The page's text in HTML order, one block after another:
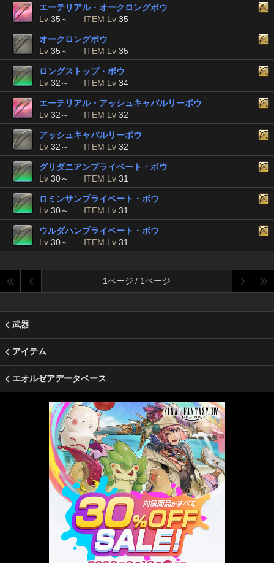
エーテリアル・オークロングボウ
Lv 35～ ITEM Lv 35
オークロングボウ
Lv 35～ ITEM Lv 35
ロングストップ・ボウ
Lv 32～ ITEM Lv 34
エーテリアル・アッシュキャバルリーボウ
Lv 32～ ITEM Lv 32
アッシュキャバルリーボウ
Lv 32～ ITEM Lv 32
グリダニアンプライベート・ボウ
Lv 30～ ITEM Lv 31
ロミンサンプライベート・ボウ
Lv 30～ ITEM Lv 31
ウルダハンプライベート・ボウ
Lv 30～ ITEM Lv 31
1ページ / 1ページ
武器
アイテム
エオルゼアデータベース